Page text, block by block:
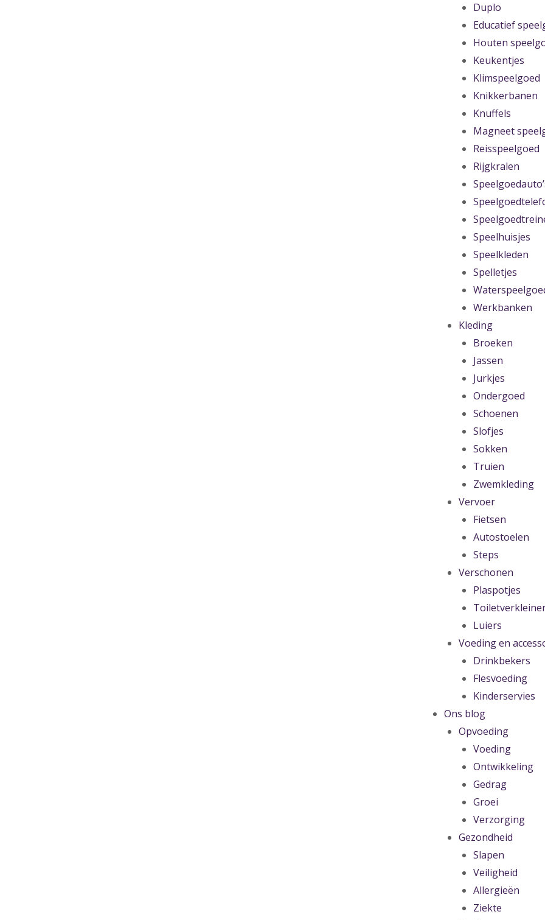
Duplo
Educatief
Houten
Keukentjes
Klimspeelgoed
Knikkerbanen
Knuffels
Magneet
Reisspeelgoed
Rijgkralen
Speelhuisjes
Speelkleden
Spelletjes
Werkbanken
Kleding
Broeken
Jassen
Jurkjes
Ondergoed
Schoenen
Slofjes
Sokken
Truien
Zwemkleding
Vervoer
Fietsen
Autostoelen
Steps
Verschonen
Plaspotjes
Luiers
Voeding en
Drinkbekers
Flesvoeding
Kinderservies
Ons blog
Opvoeding
Voeding
Ontwikkeling
Gedrag
Groei
Verzorging
Gezondheid
Slapen
Veiligheid
Allergieën
Ziekte